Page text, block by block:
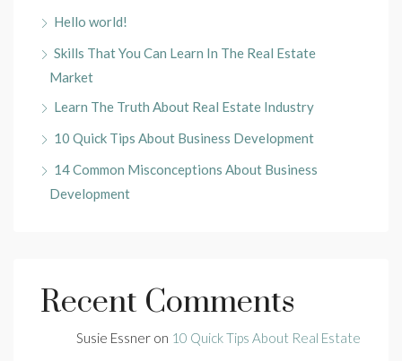
Hello world!
Skills That You Can Learn In The Real Estate
Market
Learn The Truth About Real Estate Industry
10 Quick Tips About Business Development
14 Common Misconceptions About Business
Development
Recent Comments
Susie Essner on 10 Quick Tips About Real Estate